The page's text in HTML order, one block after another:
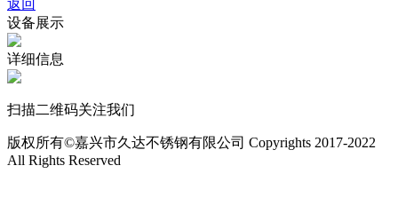
返回
设备展示
详细信息
扫描二维码关注我们
版权所有©嘉兴市久达不锈钢有限公司 Copyrights 2017-2022
All Rights Reserved